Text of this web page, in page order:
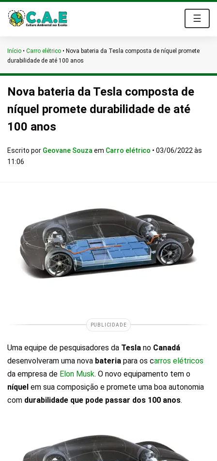
☰
Início • Carro elétrico • Nova bateria da Tesla composta de níquel promete
durabilidade de até 100 anos
Nova bateria da Tesla composta de
níquel promete durabilidade de até
100 anos
Escrito por Geovane Souza em Carro elétrico • 03/06/2022 às
11:06
PUBLICIDADE
Uma equipe de pesquisadores da Tesla no Canadá
desenvolveram uma nova bateria para os carros elétricos
da empresa de Elon Musk. O novo equipamento tem o
níquel em sua composição e promete uma boa autonomia
com durabilidade que pode passar dos 100 anos.